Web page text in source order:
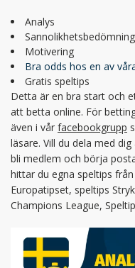
Analys
Sannolikhetsbedömning
Motivering
Bra odds hos en av
Gratis speltips
Detta är en bra start och
att betta online. För
även i vår facebookgrupp
läsare. Vill du dela med
bli medlem och börja
hittar du egna speltips
Europatipset, speltips
Champions League,